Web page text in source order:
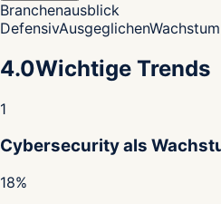
Branchenausblick
DefensivAusgeglichenWachstum
4.0Wichtige Trends
1
Cybersecurity als
18%